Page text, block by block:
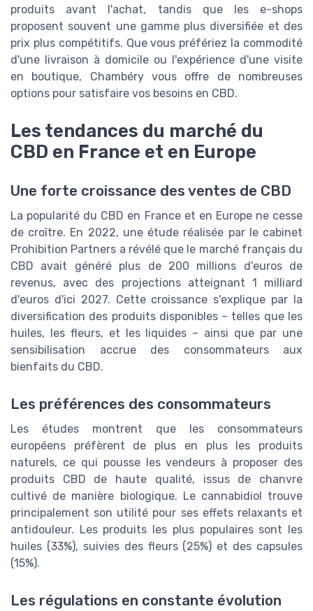
produits avant l'achat, tandis que les e-shops
proposent souvent une gamme plus diversifiée et des
prix plus compétitifs. Que vous préfériez la commodité
d'une livraison à domicile ou l'expérience d'une visite
en boutique, Chambéry vous offre de nombreuses
options pour satisfaire vos besoins en CBD.
Les tendances du marché du
CBD en France et en Europe
Une forte croissance des ventes de CBD
La popularité du CBD en France et en Europe ne cesse
de croître. En 2022, une étude réalisée par le cabinet
Prohibition Partners a révélé que le marché français du
CBD avait généré plus de 200 millions d'euros de
revenus, avec des projections atteignant 1 milliard
d'euros d'ici 2027. Cette croissance s'explique par la
diversification des produits disponibles – telles que les
huiles, les fleurs, et les liquides – ainsi que par une
sensibilisation accrue des consommateurs aux
bienfaits du CBD.
Les préférences des consommateurs
Les études montrent que les consommateurs
européens préfèrent de plus en plus les produits
naturels, ce qui pousse les vendeurs à proposer des
produits CBD de haute qualité, issus de chanvre
cultivé de manière biologique. Le cannabidiol trouve
principalement son utilité pour ses effets relaxants et
antidouleur. Les produits les plus populaires sont les
huiles (33%), suivies des fleurs (25%) et des capsules
(15%).
Les régulations en constante évolution